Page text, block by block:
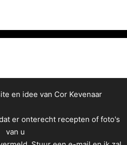
en idee van Cor Kevenaar
er onterecht recepten of foto's
van u